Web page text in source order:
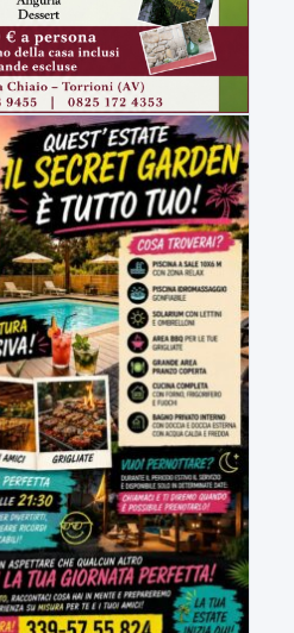
TUTTI I VIDEO
▶
SPORT BENEVENTO